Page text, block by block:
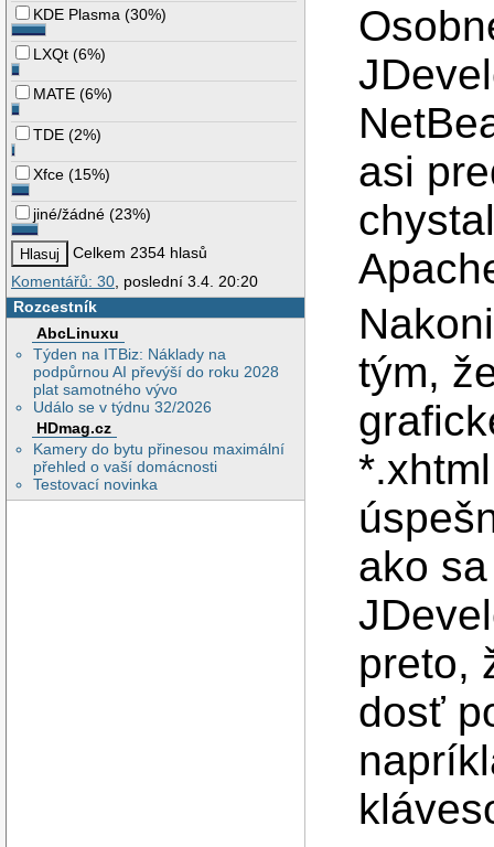
KDE Plasma (30%)
LXQt (6%)
MATE (6%)
TDE (2%)
Xfce (15%)
jiné/žádné (23%)
Celkem 2354 hlasů
Komentářů: 30 , poslední 3.4. 20:20
Rozcestník
AbcLinuxu
Týden na ITBiz: Náklady na
podpůrnou AI převýší do roku 2028
plat samotného vývo
Událo se v týdnu 32/2026
HDmag.cz
Kamery do bytu přinesou maximální
přehled o vaší domácnosti
Testovací novinka
asi
tým,
ako
preto,
dosť